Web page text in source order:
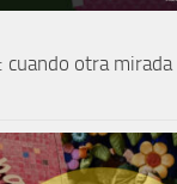
otra